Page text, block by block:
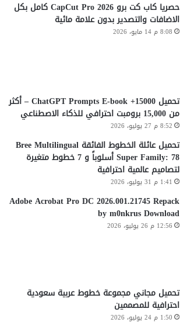
حصريا كاب كت برو CapCut Pro 2026 كامل بكل
الاضافات والتصدير بدون علامة مائية
8:08 م 14 مايو، 2026
تحميل 15000+ ChatGPT Prompts E-book – أكثر
من 15,000 برومبت احترافي للذكاء الاصطناعي
8:52 م 27 يوليو، 2026
تحميل عائلة الخطوط الفائقة Bree Multilingual
Super Family: 78 أسلوباً و 7 خطوط متغيرة
لتصاميم عالمية احترافية
1:41 م 31 يوليو، 2026
Adobe Acrobat Pro DC 2026.001.21745 Repack
by m0nkrus Download
12:56 م 26 يوليو، 2026
تحميل مجاني مجموعة خطوط عربية سعودية
احترافية للمصممين
1:50 م 24 يوليو، 2026